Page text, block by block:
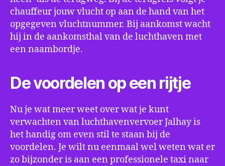
chauffeur jouw vlucht op aan de hand van het
opgegeven vluchtnummer. Bij aankomst wacht
hij in de aankomsthal van de luchthaven met
een naambordje.
De voordelen op een rijtje
Nu je wat meer weet over wat je kunt
verwachten van luchthavenvervoer Jalhay is
het handig om even stil te staan bij de
voordelen. Je wilt nu eenmaal wel weten wat er
zo bijzonder is aan een professionele taxi naar